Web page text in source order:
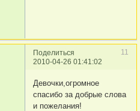
Поделиться
11
2010-04-26 01:41:02
Девочки,огромное
спасибо за добрые слова
и пожелания!